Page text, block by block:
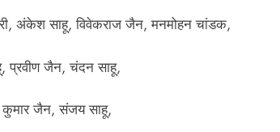
अंकेश साहू, विवेकराज जैन, मनमोहन चांडक,
प्रवीण जैन, चंदन साहू,
जैन, संजय साहू,